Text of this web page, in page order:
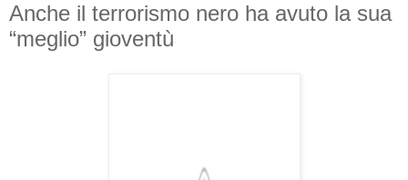
Anche il terrorismo nero ha avuto la sua
“meglio” gioventù